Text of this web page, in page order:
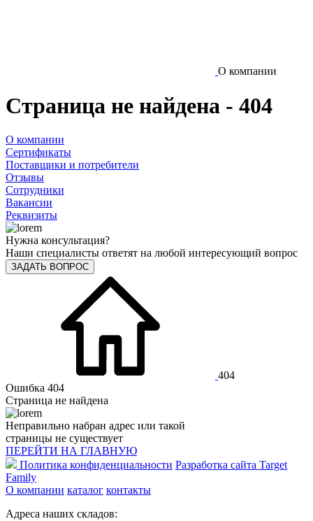
О компании
Страница не найдена - 404
О компании
Сертификаты
Поставщики и потребители
Отзывы
Сотрудники
Вакансии
Реквизиты
Нужна консультация?
Наши специалисты ответят на любой интересующий вопрос
ЗАДАТЬ ВОПРОС
404
Ошибка 404
Страница не найдена
Неправильно набран адрес или такой
страницы не существует
ПЕРЕЙТИ НА ГЛАВНУЮ
Политика конфиденциальности Разработка сайта Target
Family
О компании каталог контакты
Адреса наших складов: